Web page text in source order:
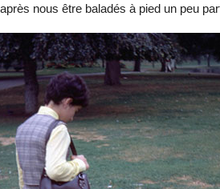
nous être baladés à pied un peu